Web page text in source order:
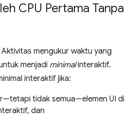
CPU Pertama Tanpa
mengukur waktu yang
menjadi minimalinteraktif.
interaktif jika:
tidak semua—elemen UI di
dan